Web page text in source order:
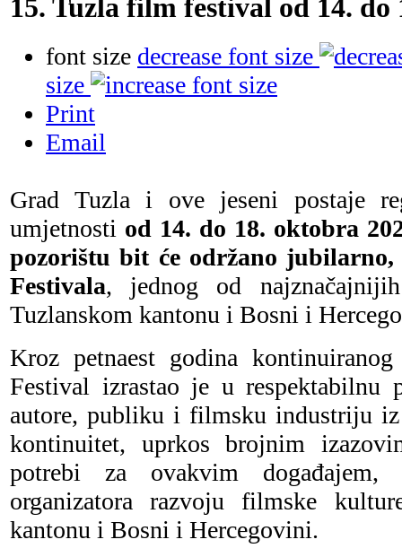
15. Tuzla film festival od 14. do
font size decrease font size
size
Print
Email
Grad Tuzla i ove jeseni postaje
umjetnosti od 14. do 18. oktobra
pozorištu bit će održano
Festivala, jednog od
Tuzlanskom kantonu i Bosni i
Kroz petnaest godina
Festival izrastao je u respektabilnu
autore, publiku i filmsku industriju
kontinuitet, uprkos brojnim
potrebi za ovakvim
organizatora razvoju filmske
kantonu i Bosni i Hercegovini.